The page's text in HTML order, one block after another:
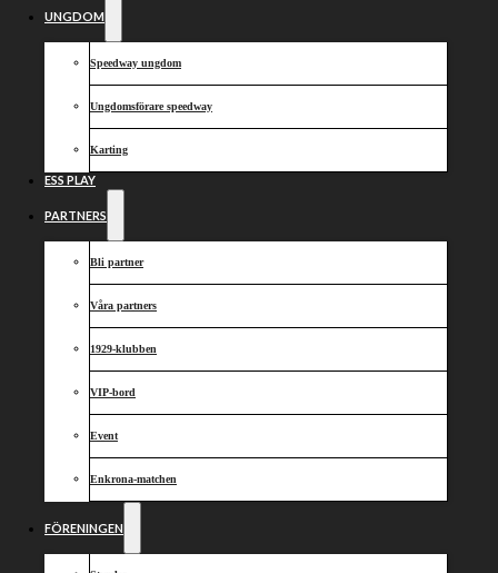
UNGDOM
Speedway ungdom
Ungdomsförare speedway
Karting
ESS PLAY
PARTNERS
Bli partner
Våra partners
1929-klubben
VIP-bord
Event
Enkrona-matchen
FÖRENINGEN